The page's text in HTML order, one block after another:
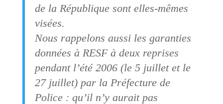
de la République sont elles-mêmes
visées.
Nous rappelons aussi les garanties
données à RESF à deux reprises
pendant l’été 2006 (le 5 juillet et le
27 juillet) par la Préfecture de
Police : qu’il n’y aurait pas